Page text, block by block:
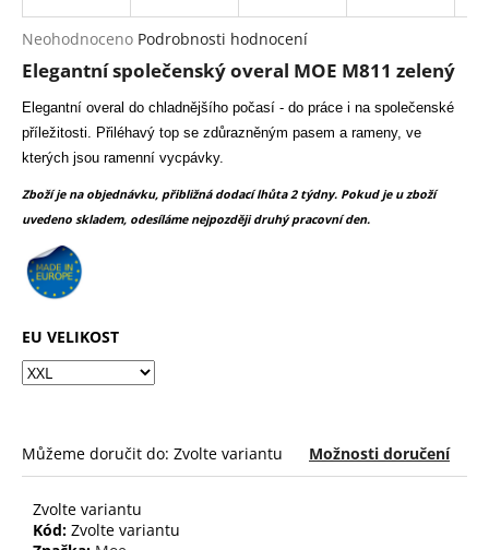
Průměrné
hodnocení
produktu
je
z
5
Neohodnoceno Podrobnosti hodnocení
Elegantní společenský overal MOE M811 zelený
Elegantní overal do chladnějšího počasí - do práce i na společenské
příležitosti. Přiléhavý top se zdůrazněným pasem a rameny, ve
kterých jsou ramenní vycpávky.
Zboží je na objednávku, přibližná dodací lhůta 2 týdny. Pokud je u zboží
uvedeno skladem, odesíláme nejpozději druhý pracovní den.
EU VELIKOST
Můžeme doručit do: Zvolte variantu Možnosti doručení
Zvolte variantu
Kód: Zvolte variantu
o
p
o
u
č
u
j
e
m
e